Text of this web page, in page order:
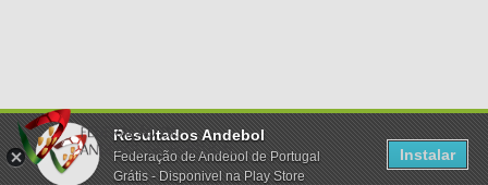
Resultados Andebol
Federação de Andebol de Portugal
Grátis - Disponivel na Play Store
Instalar